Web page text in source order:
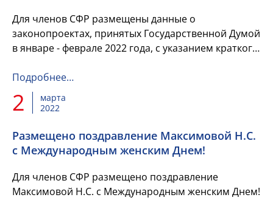
Для членов СФР размещены данные о
законопроектах, принятых Государственной Думой
в январе - феврале 2022 года, с указанием краткого
чтения, в котором он был...
Подробнее…
2
марта
2022
Размещено поздравление Максимовой Н.С.
с Международным женским Днем!
Для членов СФР размещено поздравление
Максимовой Н.С. с Международным женским Днем!